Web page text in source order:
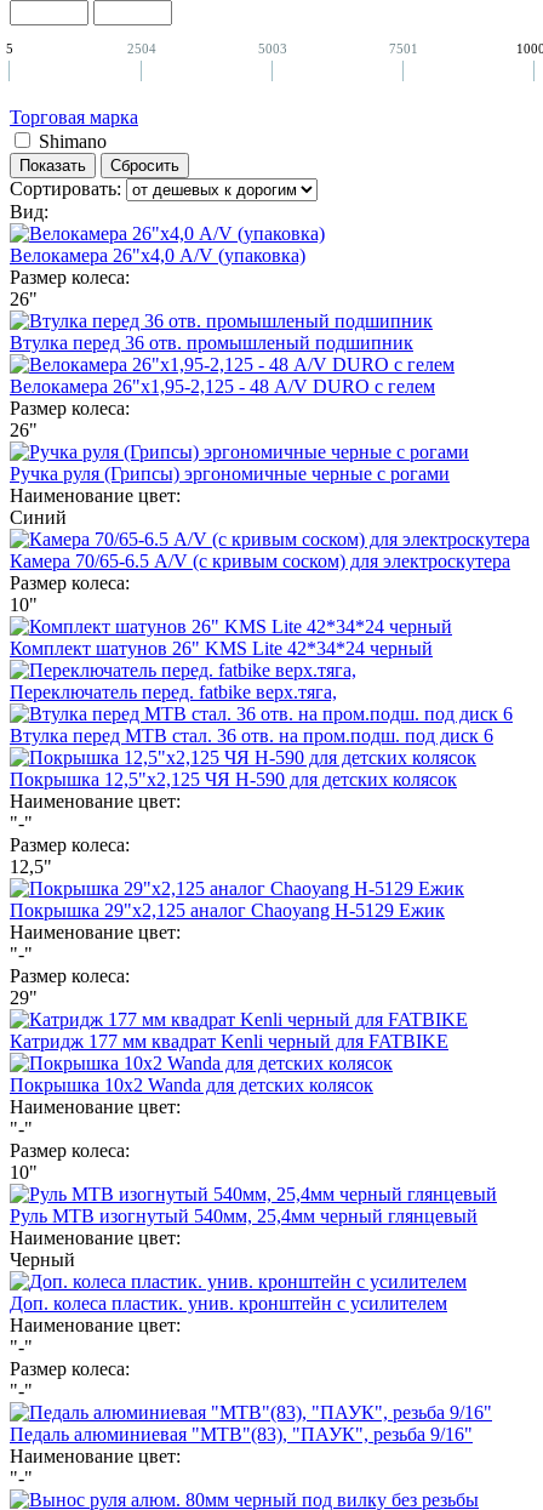
5 2504 5003 7501
Торговая марка
Shimano
Сортировать:
Вид:
Велокамера 26"х4,0 А/V (упаковка)
Размер колеса:
26"
Втулка перед 36 отв. промышленый подшипник
Велокамера 26"х1,95-2,125 - 48 A/V DURO с гелем
Размер колеса:
26"
Ручка руля (Грипсы) эргономичные черные с рогами
Наименование цвет:
Синий
Камера 70/65-6.5 A/V (с кривым соском) для электроскутера
Размер колеса:
10"
Комплект шатунов 26" KMS Lite 42*34*24 черный
Переключатель перед. fatbike верх.тяга,
Втулка перед МТВ стал. 36 отв. на пром.подш. под диск 6
Покрышка 12,5"х2,125 ЧЯ Н-590 для детских колясок
Наименование цвет:
"-"
Размер колеса:
12,5"
Покрышка 29"х2,125 аналог Chaoyang Н-5129 Ежик
Наименование цвет:
"-"
Размер колеса:
29"
Катридж 177 мм квадрат Kenli черный для FATBIKE
Покрышка 10х2 Wanda для детских колясок
Наименование цвет:
"-"
Размер колеса:
10"
Руль МТВ изогнутый 540мм, 25,4мм черный глянцевый
Наименование цвет:
Черный
Доп. колеса пластик. унив. кронштейн с усилителем
Наименование цвет:
"-"
Размер колеса:
"-"
Педаль алюминиевая "МТВ"(83), "ПАУК", резьба 9/16"
Наименование цвет:
"-"